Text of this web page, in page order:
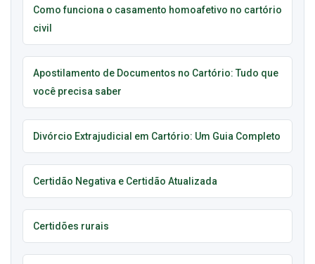
Como funciona o casamento homoafetivo no cartório
civil
Apostilamento de Documentos no Cartório: Tudo que
você precisa saber
Divórcio Extrajudicial em Cartório: Um Guia Completo
Certidão Negativa e Certidão Atualizada
Certidões rurais